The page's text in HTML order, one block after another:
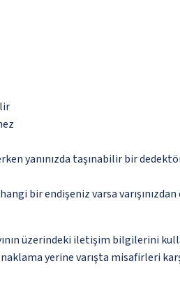
yanınızda taşınabilir bir
bir endişeniz varsa
üzerindeki iletişim bilgilerini
yerine varışta misafirleri